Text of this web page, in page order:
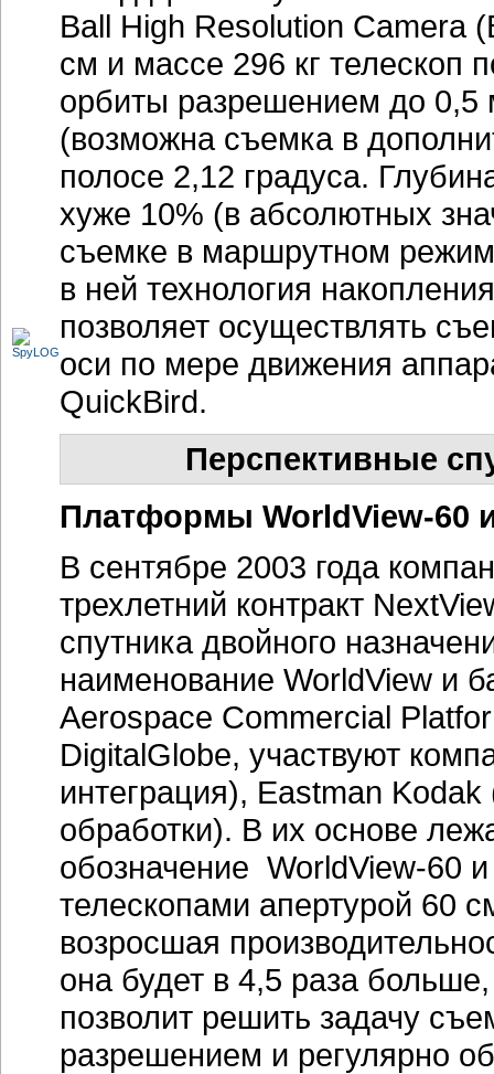
Ball High Resolution Camera
см и массе 296 кг телескоп
орбиты разрешением до 0,5
(возможна съемка в
полосе 2,12 градуса.
хуже 10% (в абсолютных
съемке в маршрутном
в ней технология
позволяет осуществлять
оси по мере движения
QuickBird.
Перспективные
Платформы WorldView-60
В сентябре 2003 года
трехлетний контракт
спутника двойного
наименование WorldView и
Aerospace Commercial
DigitalGlobe, участвуют
интеграция), Eastman
обработки). В их основе
обозначение WorldView-60
телескопами апертурой 60
возросшая
она будет в 4,5 раза
позволит решить задачу
разрешением и регулярно